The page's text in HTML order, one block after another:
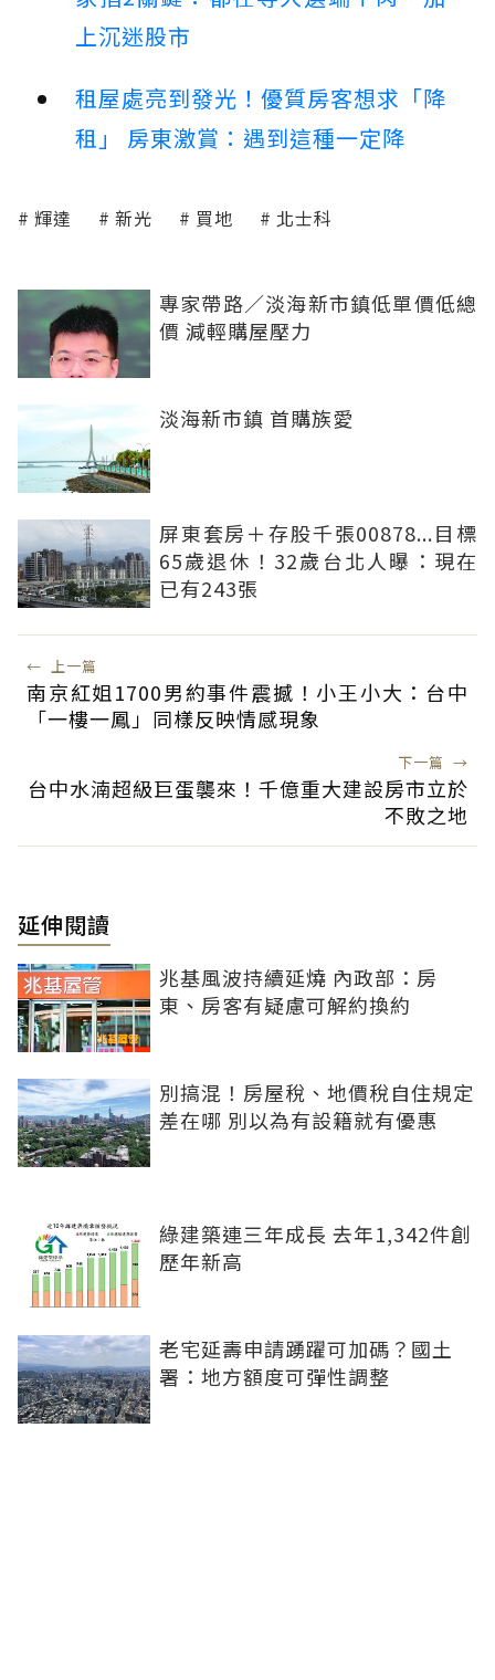
上沉迷股市
租屋處亮到發光！優質房客想求「降
租」 房東激賞：遇到這種一定降
輝達 新光 買地 北士科
專家帶路／淡海新市鎮低單價低總
價 減輕購屋壓力
淡海新市鎮 首購族愛
屏東套房＋存股千張00878...目標
65歲退休！32歲台北人曝：現在
已有243張
← 上一篇
南京紅姐1700男約事件震撼！小王小大：台中
「一樓一鳳」同樣反映情感現象
下一篇 →
台中水湳超級巨蛋襲來！千億重大建設房市立於
不敗之地
延伸閱讀
兆基風波持續延燒 內政部：房
東、房客有疑慮可解約換約
別搞混！房屋稅、地價稅自住規定
差在哪 別以為有設籍就有優惠
綠建築連三年成長 去年1,342件創
歷年新高
老宅延壽申請踴躍可加碼？國土
署：地方額度可彈性調整